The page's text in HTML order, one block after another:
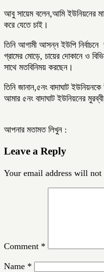
আবু সায়েম বলেন,আমি ইউনিয়নের
করে যেতে চাই।
তিনি আগামী আসন্ন ইউপি নির্বাচনে
গ্রামের মোড়ে, চায়ের দোকানে ও
সাথে মতবিনিময় করছেন।
তি‌নি জানান,৫নং বাদাঘাট
আমার ৫নং বাদাঘাট ইউনিয়নের
আপনার মতামত লিখুন :
Leave a Reply
Your email address will not
Comment *
Name *